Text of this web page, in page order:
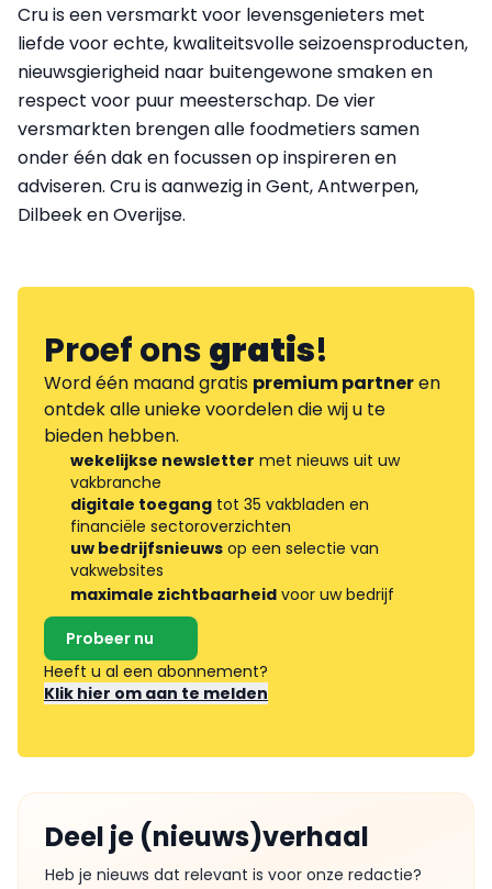
Cru is een versmarkt voor levensgenieters met
liefde voor echte, kwaliteitsvolle seizoensproducten,
nieuwsgierigheid naar buitengewone smaken en
respect voor puur meesterschap. De vier
versmarkten brengen alle foodmetiers samen
onder één dak en focussen op inspireren en
adviseren. Cru is aanwezig in Gent, Antwerpen,
Dilbeek en Overijse.
Proef onsgratis!
Word één maand gratis premium partneren
ontdek alle unieke voordelen die wij u te
bieden hebben.
wekelijkse newsletter met nieuws uit uw
vakbranche
digitale toegang tot 35 vakbladen en
financiële sectoroverzichten
uw bedrijfsnieuws op een selectie van
vakwebsites
maximale zichtbaarheid voor uw bedrijf
Probeer nu
Heeft u al een abonnement?
Klik hier om aan te melden
Deel je (nieuws)verhaal
Heb je nieuws dat relevant is voor onze redactie?